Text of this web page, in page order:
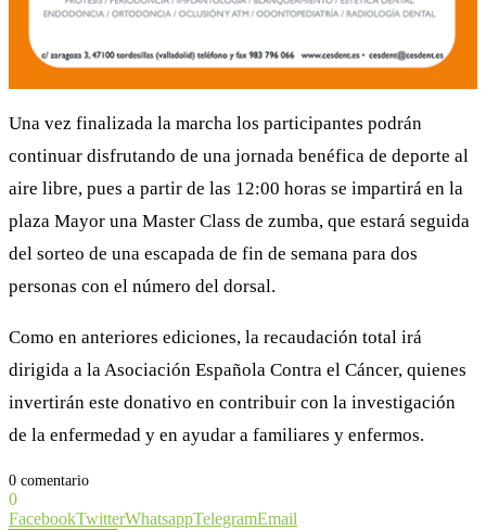
Una vez finalizada la marcha los participantes podrán
continuar disfrutando de una jornada benéfica de deporte al
aire libre, pues a partir de las 12:00 horas se impartirá en la
plaza Mayor una Master Class de zumba, que estará seguida
del sorteo de una escapada de fin de semana para dos
personas con el número del dorsal.
Como en anteriores ediciones, la recaudación total irá
dirigida a la Asociación Española Contra el Cáncer, quienes
invertirán este donativo en contribuir con la investigación
de la enfermedad y en ayudar a familiares y enfermos.
0 comentario
0
FacebookTwitterWhatsappTelegramEmail